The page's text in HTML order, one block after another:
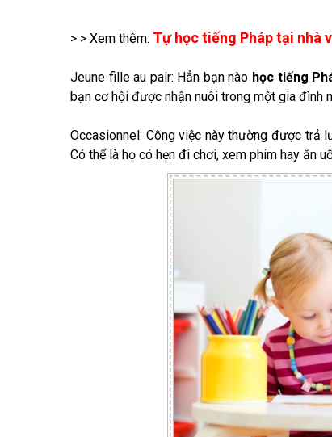
> > Xem thêm: Tự học tiếng Pháp tại nhà
Jeune fille au pair: Hẳn bạn nào học tiếng
bạn cơ hội được nhận nuôi trong một gia đình
Occasionnel: Công việc này thường được trả
Có thể là họ có hẹn đi chơi, xem phim hay ăn